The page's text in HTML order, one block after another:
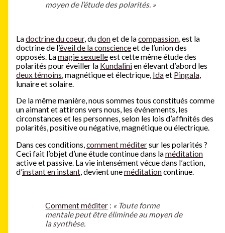
moyen de l’étude des polarités. »
Ladoctrine du coeur, dudonet de lacompassion, est la
doctrine de l’éveil de la conscienceet de l’union des
opposés. Lamagie sexuelleest cette même étude des
polarités pour éveiller la Kundalinien élevant d’abord les
deux témoins , magnétique et électrique, Idaet Pingala,
lunaire et solaire.
De la même manière, nous sommes tous constitués comme
un aimant et attirons vers nous, les événements, les
circonstances et les personnes, selon les lois d’affinités des
polarités, positive ou négative, magnétique ou électrique.
Dans ces conditions, comment méditersur les polarités ?
Ceci fait l’objet d’une étude continue dans laméditation
active et passive. La vie intensément vécue dans l’action,
d’instant en instant, devient uneméditationcontinue.
Comment méditer : « Toute forme
mentale peut être éliminée au moyen de
la synthèse.